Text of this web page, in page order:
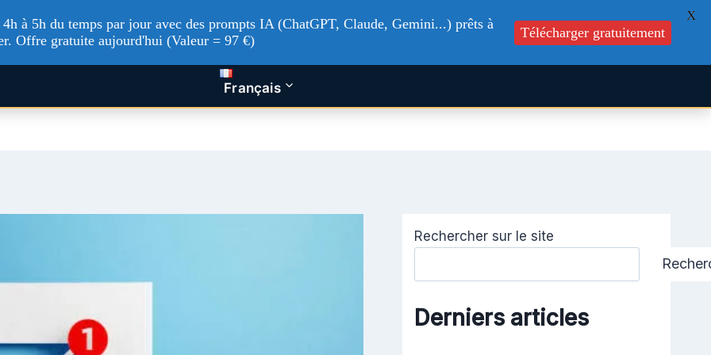
Tech Intelligence artificielle Blog Contactez-nous
Français
Rechercher sur le site
Derniers articles
à 5h du temps par jour avec des prompts IA (ChatGPT, Claude, Gemini...) prêts à
Offre gratuite aujourd'hui (Valeur = 97 €)
Télécharger gratuitement
X